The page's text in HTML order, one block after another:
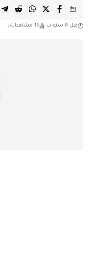
قبل 8 سنوات 15 مشاهدات